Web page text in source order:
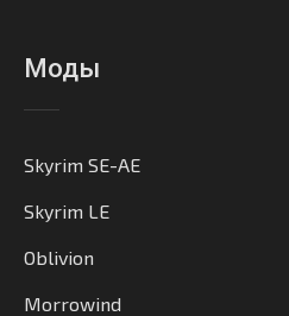
Моды
Skyrim SE-AE
Skyrim LE
Oblivion
Morrowind